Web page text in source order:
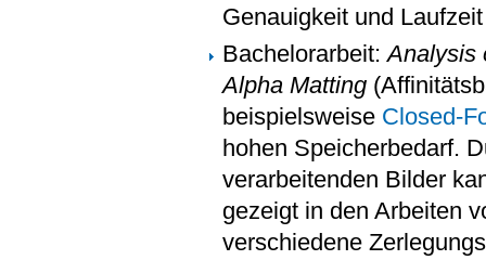
Genauigkeit und
Bachelorarbeit:Analysis
Alpha Matting
beispielsweise Closed-
hohen Speicherbedarf.
verarbeitenden Bilder
gezeigt in den Arbeiten
verschiedene